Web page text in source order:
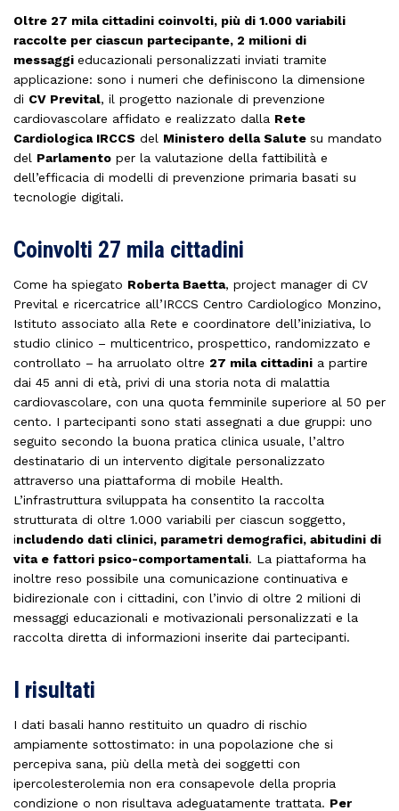
Oltre 27 mila cittadini coinvolti, più di 1.000 variabili
raccolte per ciascun partecipante, 2 milioni di
messaggi educazionali personalizzati inviati tramite
applicazione: sono i numeri che definiscono la dimensione
di CV Prevital, il progetto nazionale di prevenzione
cardiovascolare affidato e realizzato dalla Rete
Cardiologica IRCCS del Ministero della Salute su mandato
del Parlamento per la valutazione della fattibilità e
dell’efficacia di modelli di prevenzione primaria basati su
tecnologie digitali.
Coinvolti 27 mila cittadini
Come ha spiegato Roberta Baetta, project manager di CV
Prevital e ricercatrice all’IRCCS Centro Cardiologico Monzino,
Istituto associato alla Rete e coordinatore dell’iniziativa, lo
studio clinico – multicentrico, prospettico, randomizzato e
controllato – ha arruolato oltre 27 mila cittadini a partire
dai 45 anni di età, privi di una storia nota di malattia
cardiovascolare, con una quota femminile superiore al 50 per
cento. I partecipanti sono stati assegnati a due gruppi: uno
seguito secondo la buona pratica clinica usuale, l’altro
destinatario di un intervento digitale personalizzato
attraverso una piattaforma di mobile Health.
L’infrastruttura sviluppata ha consentito la raccolta
strutturata di oltre 1.000 variabili per ciascun soggetto,
includendo dati clinici, parametri demografici, abitudini di
vita e fattori psico-comportamentali. La piattaforma ha
inoltre reso possibile una comunicazione continuativa e
bidirezionale con i cittadini, con l’invio di oltre 2 milioni di
messaggi educazionali e motivazionali personalizzati e la
raccolta diretta di informazioni inserite dai partecipanti.
I risultati
I dati basali hanno restituito un quadro di rischio
ampiamente sottostimato: in una popolazione che si
percepiva sana, più della metà dei soggetti con
ipercolesterolemia non era consapevole della propria
condizione o non risultava adeguatamente trattata. Per